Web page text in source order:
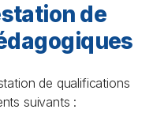
de
de qualifications
suivants :